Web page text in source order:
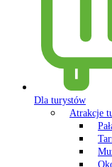
Dla turystów
Atrakcje